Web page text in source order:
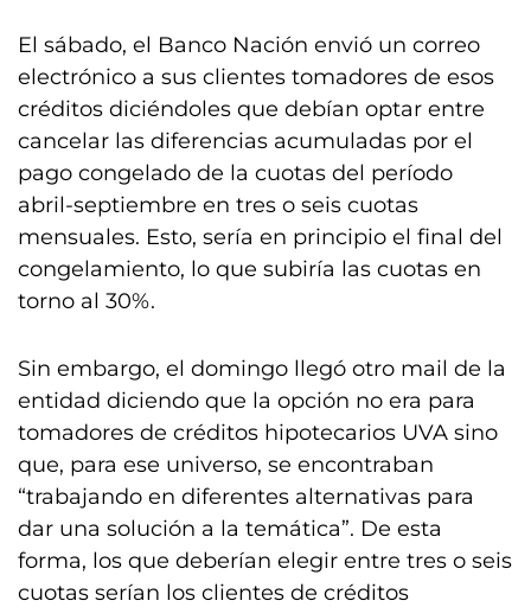
El sábado, el Banco Nación envió un correo
electrónico a sus clientes tomadores de esos
créditos diciéndoles que debían optar entre
cancelar las diferencias acumuladas por el
pago congelado de la cuotas del período
abril-septiembre en tres o seis cuotas
mensuales. Esto, sería en principio el final del
congelamiento, lo que subiría las cuotas en
torno al 30%.
Sin embargo, el domingo llegó otro mail de la
entidad diciendo que la opción no era para
tomadores de créditos hipotecarios UVA sino
que, para ese universo, se encontraban
“trabajando en diferentes alternativas para
dar una solución a la temática”. De esta
forma, los que deberían elegir entre tres o seis
cuotas serían los clientes de créditos